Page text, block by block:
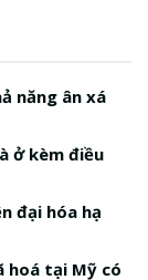
năng ân xá
ở kèm điều
đại hóa hạ
tại Mỹ có